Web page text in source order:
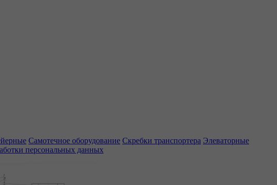
Самотечное оборудование Скребки транспортера Элеваторные
персональных данных